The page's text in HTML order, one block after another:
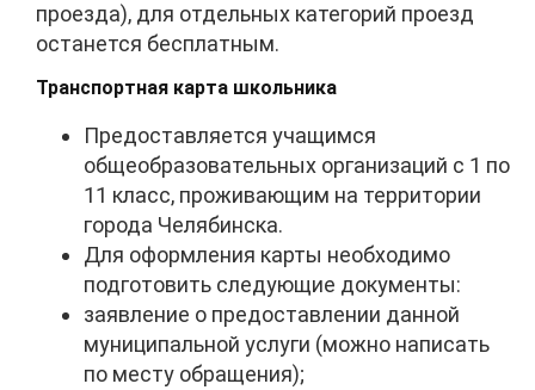
проезда), для отдельных категорий проезд
останется бесплатным.
Транспортная карта школьника
Предоставляется учащимся
общеобразовательных организаций с 1 по
11 класс, проживающим на территории
города Челябинска.
Для оформления карты необходимо
подготовить следующие документы:
заявление о предоставлении данной
муниципальной услуги (можно написать
по месту обращения);